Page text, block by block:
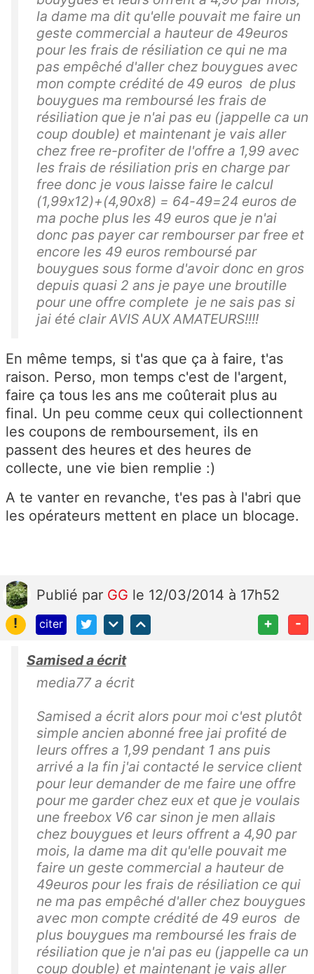
la dame ma dit qu'elle pouvait me faire un
geste commercial a hauteur de 49euros
pour les frais de résiliation ce qui ne ma
pas empêché d'aller chez bouygues avec
mon compte crédité de 49 euros de plus
bouygues ma remboursé les frais de
résiliation que je n'ai pas eu (jappelle ca un
coup double) et maintenant je vais aller
chez free re-profiter de l'offre a 1,99 avec
les frais de résiliation pris en charge par
free donc je vous laisse faire le calcul
(1,99x12)+(4,90x8) = 64-49=24 euros de
ma poche plus les 49 euros que je n'ai
donc pas payer car rembourser par free et
encore les 49 euros remboursé par
bouygues sous forme d'avoir donc en gros
depuis quasi 2 ans je paye une broutille
pour une offre complete je ne sais pas si
jai été clair AVIS AUX AMATEURS!!!!
En même temps, si t'as que ça à faire, t'as
raison. Perso, mon temps c'est de l'argent,
faire ça tous les ans me coûterait plus au
final. Un peu comme ceux qui collectionnent
les coupons de remboursement, ils en
passent des heures et des heures de
collecte, une vie bien remplie :)
A te vanter en revanche, t'es pas à l'abri que
les opérateurs mettent en place un blocage.
Publié par GG le 12/03/2014 à 17h52
!
citer + -
Samised a écrit
media77 a écrit
Samised a écrit alors pour moi c'est plutôt
simple ancien abonné free jai profité de
leurs offres a 1,99 pendant 1 ans puis
arrivé a la fin j'ai contacté le service client
pour leur demander de me faire une offre
pour me garder chez eux et que je voulais
une freebox V6 car sinon je men allais
chez bouygues et leurs offrent a 4,90 par
mois, la dame ma dit qu'elle pouvait me
faire un geste commercial a hauteur de
49euros pour les frais de résiliation ce qui
ne ma pas empêché d'aller chez bouygues
avec mon compte crédité de 49 euros de
plus bouygues ma remboursé les frais de
résiliation que je n'ai pas eu (jappelle ca un
coup double) et maintenant je vais aller